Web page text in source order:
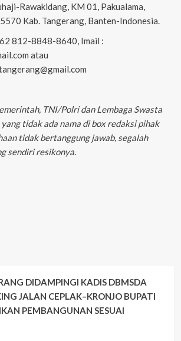
Rawakidang, KM 01, Pakualama,
Kab. Tangerang, Banten-Indonesia.
812-8848-8640, Imail :
atau
TNI/Polri dan Lembaga Swasta
tidak ada nama di box redaksi pihak
tidak bertanggung jawab, segalah
sendiri resikonya.
DIDAMPINGI KADIS DBMSDA
JALAN CEPLAK–KRONJO BUPATI
PEMBANGUNAN SESUAI